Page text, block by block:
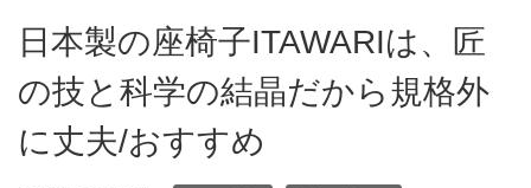
日本製の座椅子ITAWARIは、匠
の技と科学の結晶だから規格外
に丈夫/おすすめ